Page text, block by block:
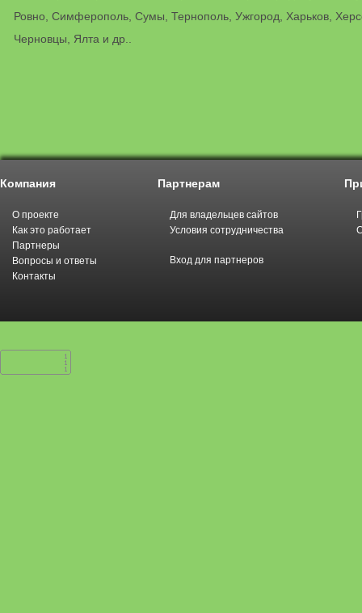
Ровно, Симферополь, Сумы, Тернополь, Ужгород, Харьков,
Черновцы, Ялта и др..
Компания
О проекте
Как это работает
Партнеры
Вопросы и ответы
Контакты
Партнерам
Для владельцев сайтов
Условия сотрудничества
Вход для партнеров